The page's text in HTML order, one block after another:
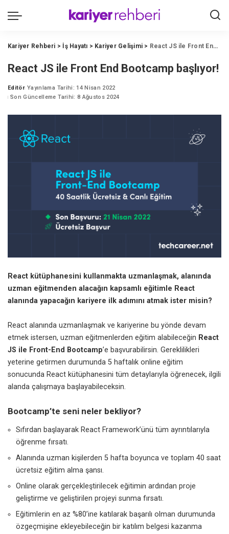
Kariyer Rehberi > İş Hayatı > Kariyer Gelişimi > React JS ile Front End Bootcamp başlıyor!
React JS ile Front End Bootcamp başlıyor!
Posted
by
Editör Yayınlama Tarihi: 14 Nisan 2022
Son Güncelleme Tarihi: 8 Ağustos 2024
React kütüphanesini kullanmakta uzmanlaşmak, alanında
uzman eğitmenden alacağın kapsamlı eğitimle React
alanında yapacağın kariyere ilk adımını atmak ister misin?
React alanında uzmanlaşmak ve kariyerine bu yönde devam
etmek istersen, uzman eğitmenlerden eğitim alabileceğin React
JS ile Front-End Bootcamp’e başvurabilirsin. Gereklilikleri
yeterine getirmen durumunda 5 haftalık online eğitim
sonucunda React kütüphanesini tüm detaylarıyla öğrenecek, ilgili
alanda çalışmaya başlayabileceksin.
Bootcamp’te seni neler bekliyor?
Sıfırdan başlayarak React Framework’ünü tüm ayrıntılarıyla
öğrenme fırsatı.
Alanında uzman kişilerden 5 hafta boyunca ve toplam 40 saat
ücretsiz eğitim alma şansı.
Online olarak gerçekleştirilecek eğitimin ardından proje
geliştirme ve geliştirilen projeyi sunma fırsatı.
Eğitimlerin en az %80’ine katılarak başarılı olman durumunda
özgeçmişine ekleyebileceğin bir katılım belgesi kazanma